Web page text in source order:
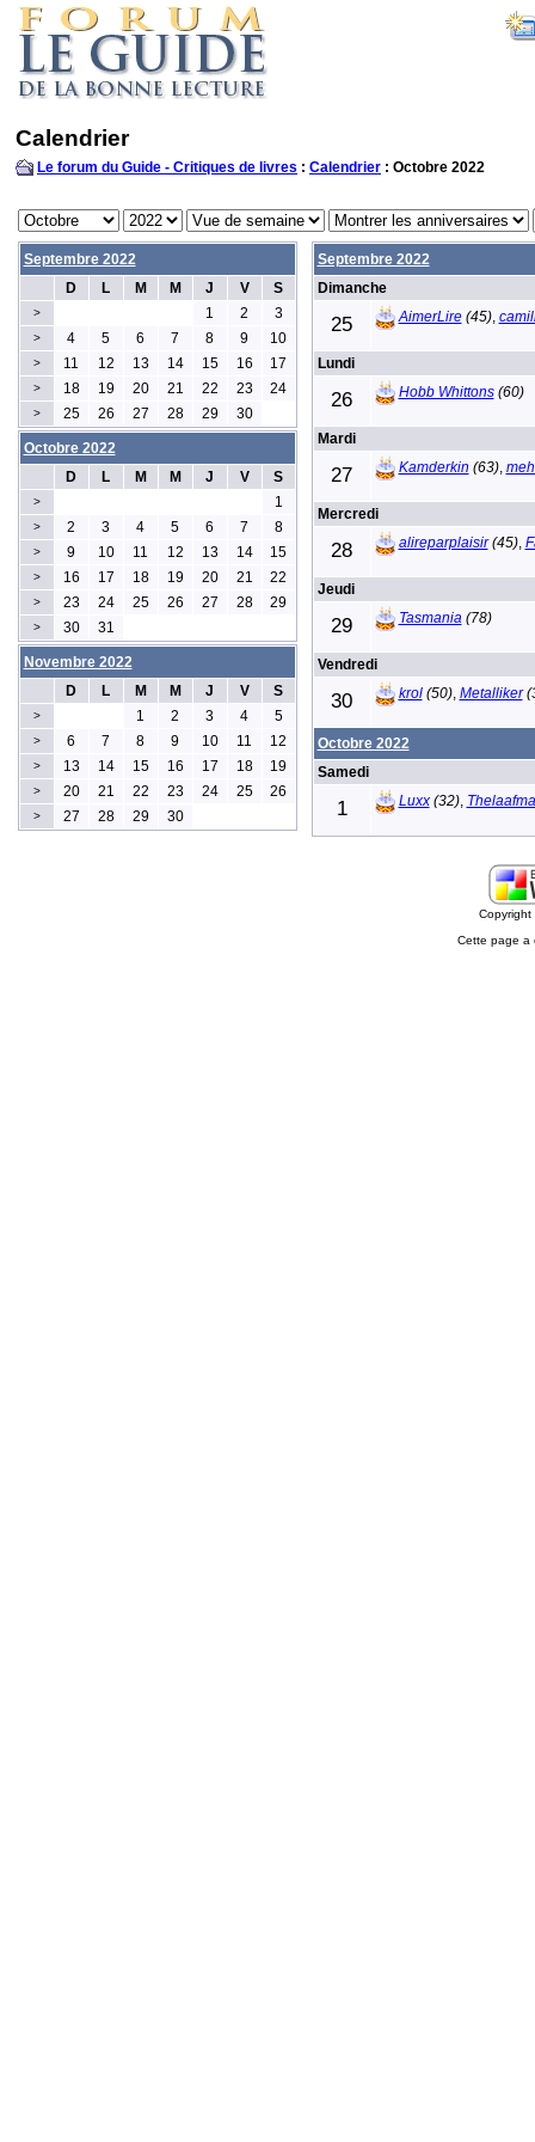
Calendrier
Le forum du Guide - Critiques de livres : Calendrier : Octobre 2022
Septembre 2022
D
L M M J V S
> 1 2 3
> 4 5 6 7 8 9 10
> 11 12 13 14 15 16 17
> 18 19 20 21 22 23 24
> 25 26 27 28 29 30
Septembre 2022
Dimanche
25 AimerLire(45),
Lundi
26 Hobb Whittons(60)
Mardi
27 Kamderkin (63),
Mercredi
28 alireparplaisir(45),
Jeudi
29 Tasmania (78)
Vendredi
30 krol(50), Metalliker
Octobre 2022
Samedi
1 Luxx(32),
Octobre 2022
D
L M M J V S
> 1
> 2 3 4 5 6 7 8
> 9 10 11 12 13 14 15
> 16 17 18 19 20 21 22
> 23 24 25 26 27 28 29
> 30 31
Novembre 2022
D
L M M J V S
> 1 2 3 4 5
> 6 7 8 9 10 11 12
> 13 14 15 16 17 18 19
> 20 21 22 23 24 25 26
> 27 28 29 30
Cette page a